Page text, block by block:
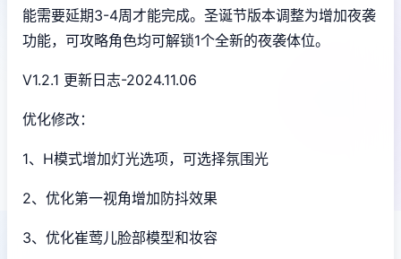
能需要延期3-4周才能完成。圣诞节版本调整为增加夜袭
功能，可攻略角色均可解锁1个全新的夜袭体位。
V1.2.1 更新日志-2024.11.06
优化修改：
1、H模式增加灯光选项，可选择氛围光
2、优化第一视角增加防抖效果
3、优化崔莺儿脸部模型和妆容